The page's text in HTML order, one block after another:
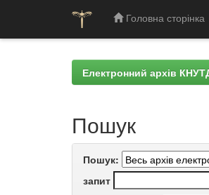
Головна сторінка
Електронний архів
Пошук
Пошук:
запит